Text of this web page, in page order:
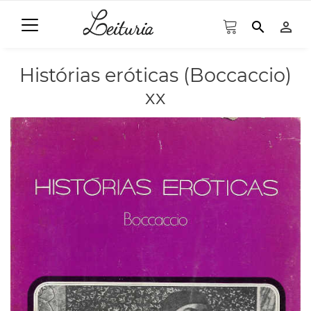
search person_outline
Histórias eróticas (Boccaccio)
xx